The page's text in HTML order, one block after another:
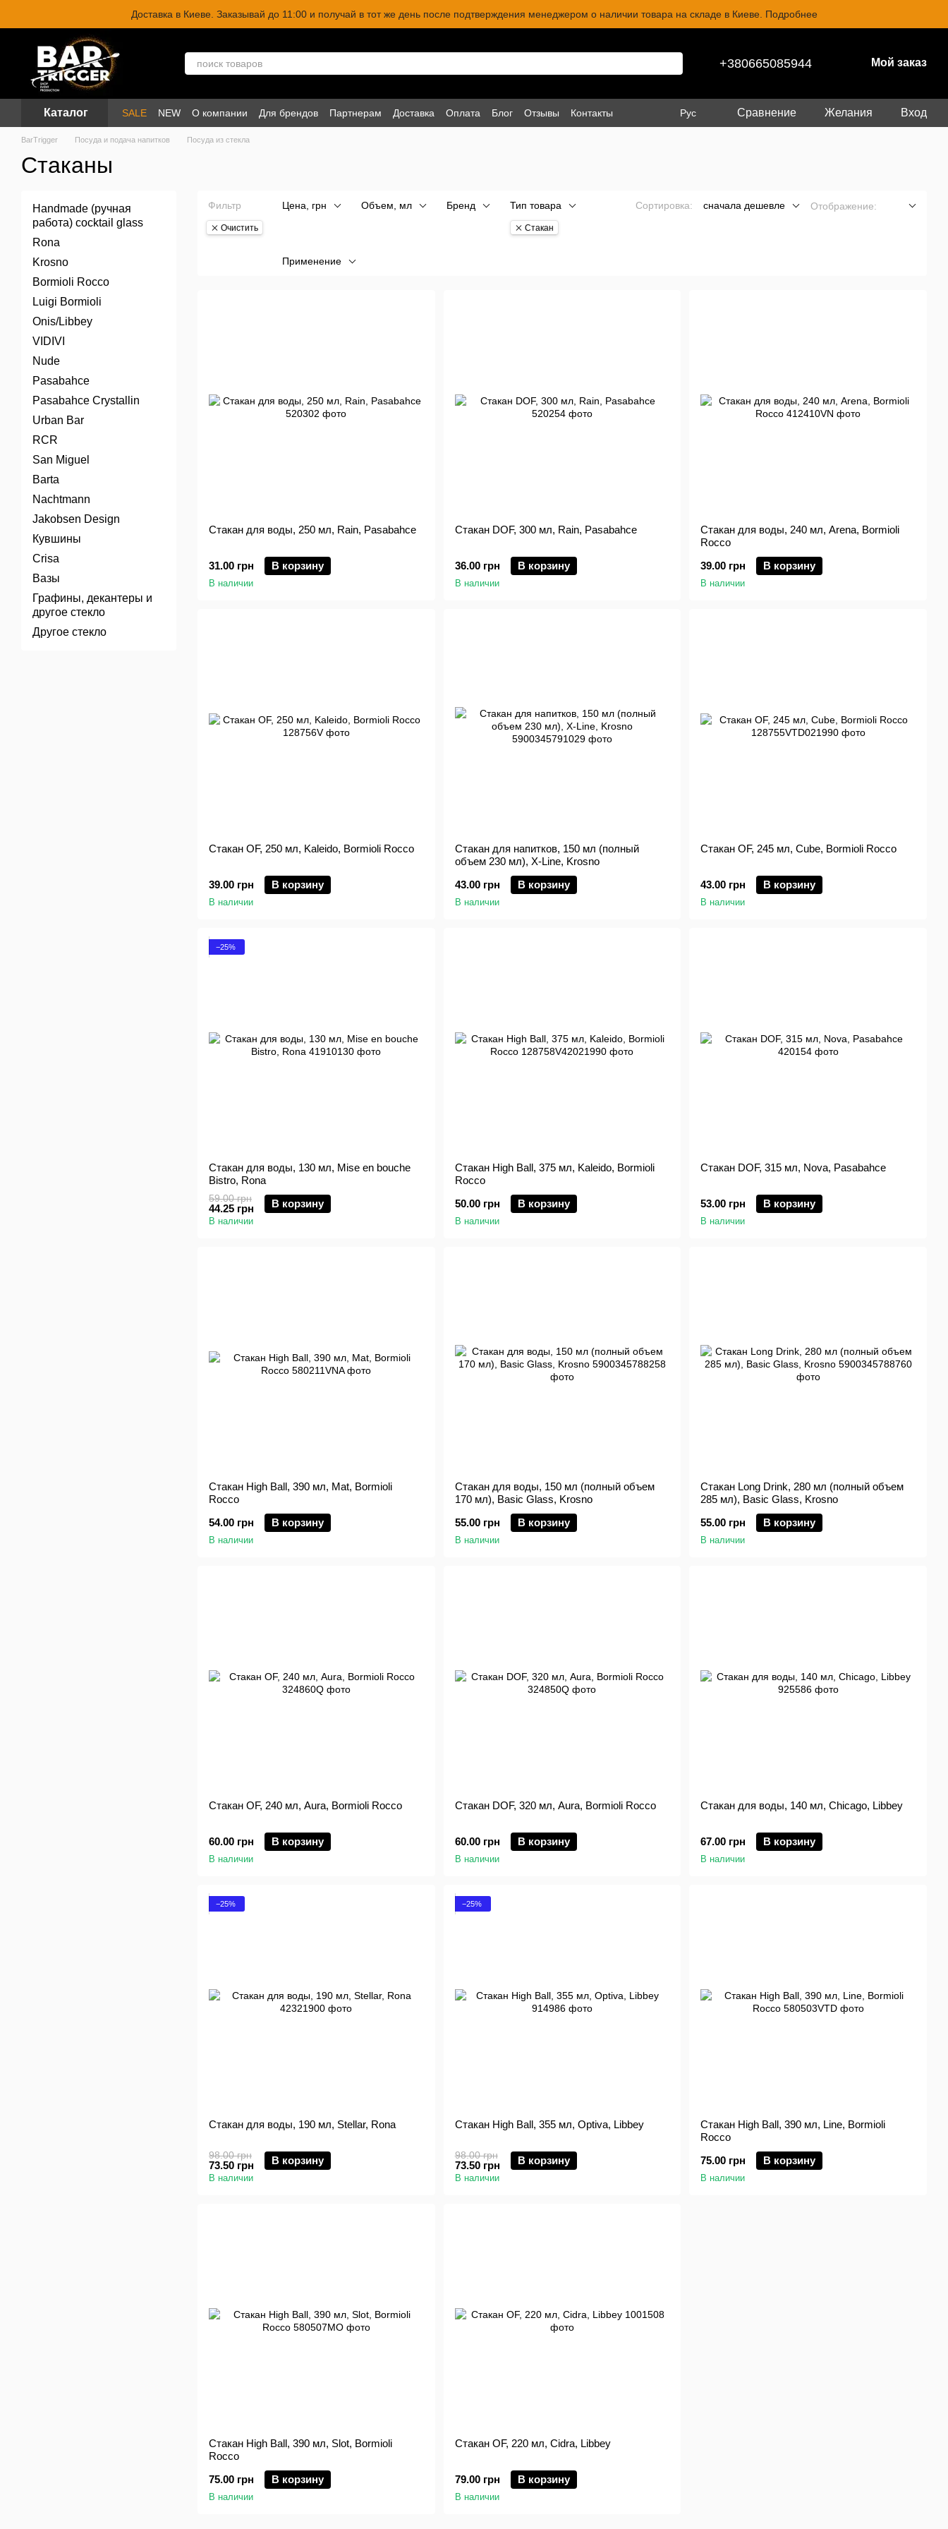
Перейти к основному контентуДоставка в Киеве. Заказывай до 11:00 и получай в тот же день после подтверждения менеджером о наличии товара на складе в Киеве. Подробнее
+380665085944 Мой заказ
Каталог SALE NEW О компании Для брендов Партнерам Доставка Оплата Блог Отзывы Контакты Рус Сравнение Желания Вход
BarTrigger Посуда и подача напитков Посуда из стекла
Стаканы
Фильтр
Очистить
Цена, грн Объем, мл Бренд Тип товара
Стакан
Применение
Сортировка: сначала дешевле Отображение:
Стакан для воды, 250 мл, Rain, Pasabahce
31.00 грн В корзину
В наличии
Стакан DOF, 300 мл, Rain, Pasabahce
36.00 грн В корзину
В наличии
Стакан для воды, 240 мл, Arena, Bormioli
Rocco
39.00 грн
В корзину
В наличии
Стакан OF, 250 мл, Kaleido, Bormioli Rocco
39.00 грн В корзину
В наличии
Стакан для напитков, 150 мл (полный
объем 230 мл), X-Line, Krosno
43.00 грн
В корзину
В наличии
Стакан OF, 245 мл, Cube, Bormioli Rocco
43.00 грн В корзину
В наличии
−25%
Стакан для воды, 130 мл, Mise en bouche
Bistro, Rona
59.00 грн
44.25 грн В корзину
В наличии
Стакан High Ball, 375 мл, Kaleido, Bormioli
Rocco
50.00 грн
В корзину
В наличии
Стакан DOF, 315 мл, Nova, Pasabahce
53.00 грн В корзину
В наличии
Стакан High Ball, 390 мл, Mat, Bormioli
Rocco
54.00 грн
В корзину
В наличии
Стакан для воды, 150 мл (полный объем
170 мл), Basic Glass, Krosno
55.00 грн
В корзину
В наличии
Стакан Long Drink, 280 мл (полный объем
285 мл), Basic Glass, Krosno
55.00 грн
В корзину
В наличии
Стакан OF, 240 мл, Aura, Bormioli Rocco
60.00 грн В корзину
В наличии
Стакан DOF, 320 мл, Aura, Bormioli Rocco
60.00 грн В корзину
В наличии
Стакан для воды, 140 мл, Chicago, Libbey
67.00 грн В корзину
В наличии
−25%
Стакан для воды, 190 мл, Stellar, Rona
98.00 грн
73.50 грн В корзину
В наличии
−25%
Стакан High Ball, 355 мл, Optiva, Libbey
98.00 грн
73.50 грн В корзину
В наличии
Стакан High Ball, 390 мл, Line, Bormioli
Rocco
75.00 грн
В корзину
В наличии
Стакан High Ball, 390 мл, Slot, Bormioli
Rocco
75.00 грн
В корзину
В наличии
Стакан OF, 220 мл, Cidra, Libbey
79.00 грн В корзину
В наличии
Handmade (ручная
работа) cocktail glass
Rona
Krosno
Bormioli Rocco
Luigi Bormioli
Onis/Libbey
VIDIVI
Nude
Pasabahce
Pasabahce Crystallin
Urban Bar
RCR
San Miguel
Barta
Nachtmann
Jakobsen Design
Кувшины
Crisa
Вазы
Графины, декантеры и
другое стекло
Другое стекло